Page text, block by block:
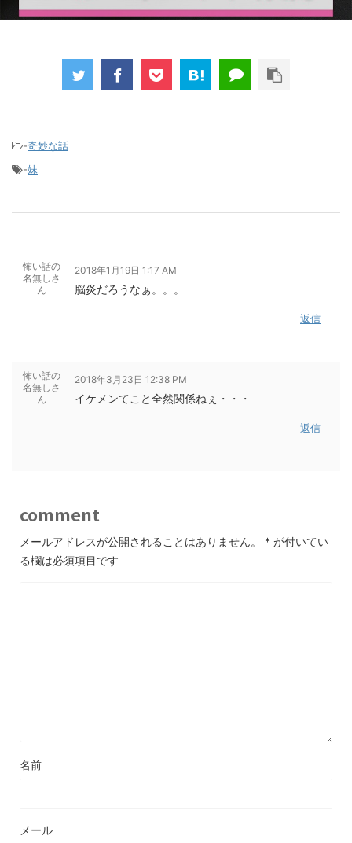
-奇妙な話
-妹
怖い話の
名無しさ
ん
2018年1月19日 1:17 AM
脳炎だろうなぁ。。。
返信
怖い話の
名無しさ
ん
2018年3月23日 12:38 PM
イケメンてこと全然関係ねぇ・・・
返信
comment
メールアドレスが公開されることはありません。 * が付いてい
る欄は必須項目です
名前
メール